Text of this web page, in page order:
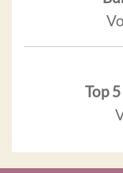
Top